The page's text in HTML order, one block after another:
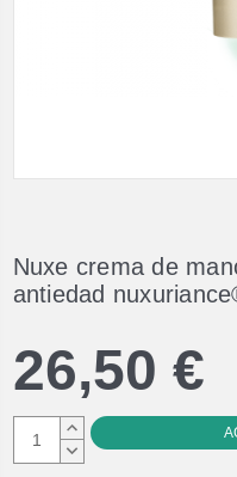
Nuxe crema de
antiedad
26,50 €
AUMENTAR
CANTIDAD:
DISMINUIR